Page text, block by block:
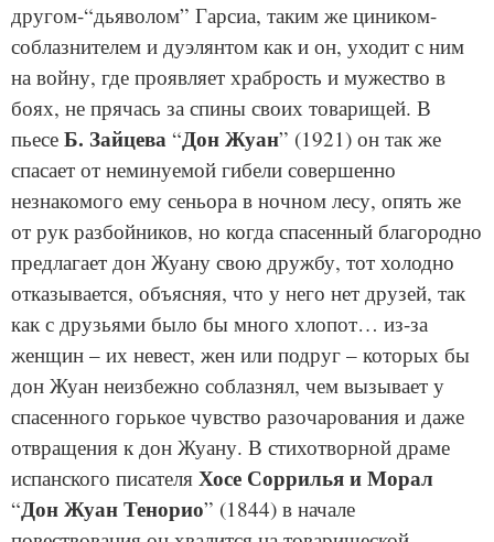
другом-“дьяволом” Гарсиа, таким же циником-
соблазнителем и дуэлянтом как и он, уходит с ним
на войну, где проявляет храбрость и мужество в
боях, не прячась за спины своих товарищей. В
пьесе Б. Зайцева “Дон Жуан” (1921) он так же
спасает от неминуемой гибели совершенно
незнакомого ему сеньора в ночном лесу, опять же
от рук разбойников, но когда спасенный благородно
предлагает дон Жуану свою дружбу, тот холодно
отказывается, объясняя, что у него нет друзей, так
как с друзьями было бы много хлопот… из-за
женщин – их невест, жен или подруг – которых бы
дон Жуан неизбежно соблазнял, чем вызывает у
спасенного горькое чувство разочарования и даже
отвращения к дон Жуану. В стихотворной драме
испанского писателя Хосе Соррилья и Морал
“Дон Жуан Тенорио” (1844) в начале